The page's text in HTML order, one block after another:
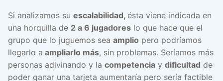
Si analizamos su escalabilidad, ésta viene indicada en
una horquilla de 2 a 6 jugadores lo que hace que el
grupo que lo juguemos sea amplio pero podríamos
llegarlo a ampliarlo más, sin problemas. Seríamos más
personas adivinando y la competencia y dificultad de
poder ganar una tarjeta aumentaría pero sería factible